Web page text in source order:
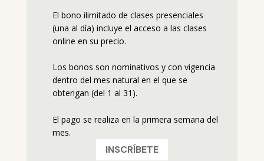
El bono ilimitado de clases presenciales
(una al día) incluye el acceso a las clases
online en su precio.
Los bonos son nominativos y con vigencia
dentro del mes natural en el que se
obtengan (del 1 al 31).
El pago se realiza en la primera semana del
mes.
INSCRÍBETE